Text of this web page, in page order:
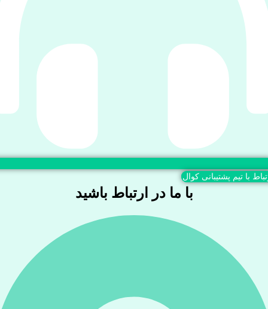
با تیم پشتیبانی کوال
با ما در ارتباط باشید